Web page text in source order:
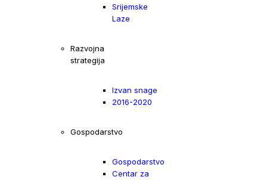
Srijemske
Laze
Razvojna
strategija
Izvan snage
2016-2020
Gospodarstvo
Gospodarstvo
Centar za